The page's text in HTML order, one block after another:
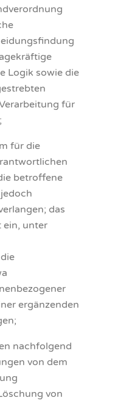
Logik sowie die
für
für die
betroffene
das
ein, unter
ergänzenden
nachfolgend
von dem
von